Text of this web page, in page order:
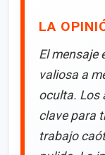
LA
El mensaje
valiosa a
oculta. Los
clave para
trabajo